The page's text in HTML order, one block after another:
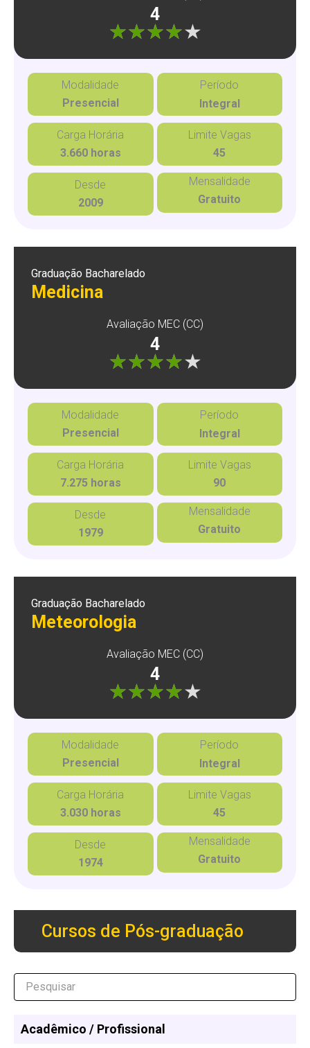
4
Modalidade
Presencial
Período
Integral
Carga Horária
3.660 horas
Limite Vagas
45
Desde
2009
Mensalidade
Gratuito
Graduação Bacharelado
Medicina
Avaliação MEC (CC)
4
Modalidade
Presencial
Período
Integral
Carga Horária
7.275 horas
Limite Vagas
90
Desde
1979
Mensalidade
Gratuito
Graduação Bacharelado
Meteorologia
Avaliação MEC (CC)
4
Modalidade
Presencial
Período
Integral
Carga Horária
3.030 horas
Limite Vagas
45
Desde
1974
Mensalidade
Gratuito
Cursos de Pós-graduação
Acadêmico / Profissional